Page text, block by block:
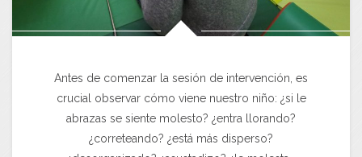
Antes de comenzar la sesión de intervención, es
crucial observar cómo viene nuestro niño: ¿si le
abrazas se siente molesto? ¿entra llorando?
¿correteando? ¿está más disperso?